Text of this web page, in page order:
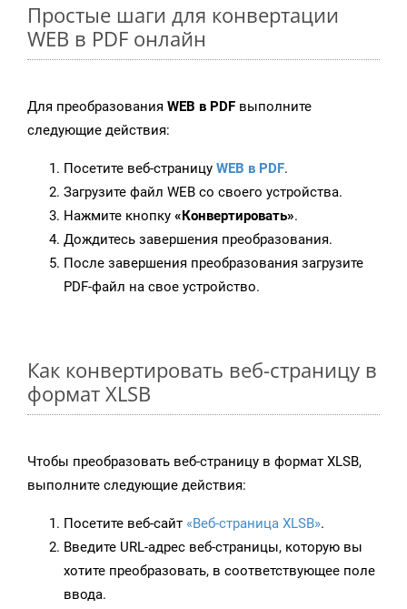
Простые шаги для конвертации
WEB в PDF онлайн
Для преобразования WEB в PDF выполните
следующие действия:
Посетите веб-страницу WEB в PDF.
Загрузите файл WEB со своего устройства.
Нажмите кнопку «Конвертировать».
Дождитесь завершения преобразования.
После завершения преобразования загрузите
PDF-файл на свое устройство.
Как конвертировать веб-страницу в
формат XLSB
Чтобы преобразовать веб-страницу в формат XLSB,
выполните следующие действия:
Посетите веб-сайт «Веб-страница XLSB».
Введите URL-адрес веб-страницы, которую вы
хотите преобразовать, в соответствующее поле
ввода.